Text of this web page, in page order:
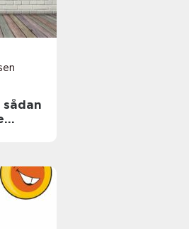
sådan